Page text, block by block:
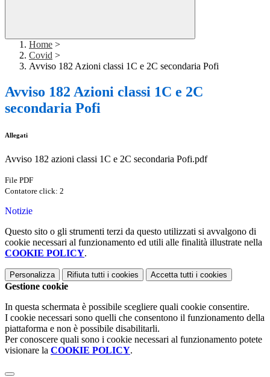
Home >
Covid >
Avviso 182 Azioni classi 1C e 2C secondaria Pofi
Avviso 182 Azioni classi 1C e 2C
secondaria Pofi
Allegati
Avviso 182 azioni classi 1C e 2C secondaria Pofi.pdf
File PDF
Contatore click: 2
Notizie
Questo sito o gli strumenti terzi da questo utilizzati si avvalgono di
cookie necessari al funzionamento ed utili alle finalità illustrate nella
COOKIE POLICY.
Personalizza Rifiuta tutti i cookies Accetta tutti i cookies
Gestione cookie
In questa schermata è possibile scegliere quali cookie consentire.
I cookie necessari sono quelli che consentono il funzionamento della
piattaforma e non è possibile disabilitarli.
Per conoscere quali sono i cookie necessari al funzionamento potete
visionare la COOKIE POLICY.